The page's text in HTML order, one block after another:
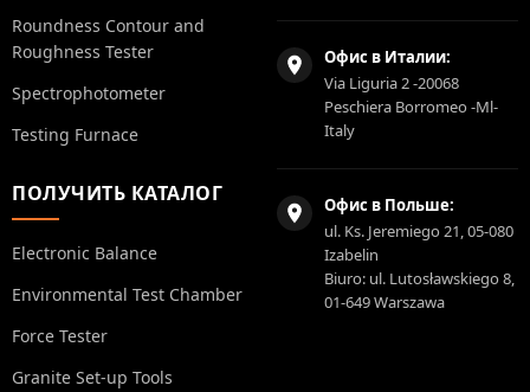
Roundness Contour and
Roughness Tester
Spectrophotometer
Testing Furnace
ПОЛУЧИТЬ КАТАЛОГ
Electronic Balance
Environmental Test Chamber
Force Tester
Granite Set-up Tools
Офис в Италии:
Via Liguria 2 -20068
Peschiera Borromeo -Ml-
Italy
Офис в Польше:
ul. Ks. Jeremiego 21, 05-080
Izabelin
Biuro: ul. Lutosławskiego 8,
01-649 Warszawa